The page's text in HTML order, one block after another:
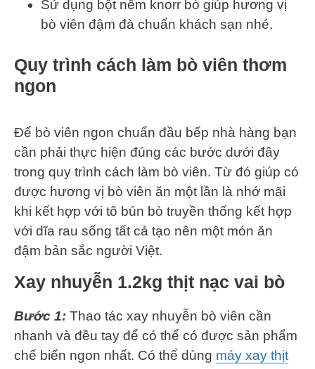
Sử dụng bột nêm knorr bò giúp hương vị
bò viên đậm đà chuẩn khách sạn nhé.
Quy trình cách làm bò viên thơm
ngon
Để bò viên ngon chuẩn đầu bếp nhà hàng bạn
cần phải thực hiện đúng các bước dưới đây
trong quy trình cách làm bò viên. Từ đó giúp có
được hương vị bò viên ăn một lần là nhớ mãi
khi kết hợp với tô bún bò truyền thống kết hợp
với dĩa rau sống tất cả tạo nên một món ăn
đậm bản sắc người Việt.
Xay nhuyễn 1.2kg thịt nạc vai bò
Bước 1: Thao tác xay nhuyễn bò viên cần
nhanh và đều tay để có thể có được sản phẩm
chế biến ngon nhất. Có thể dùng máy xay thịt